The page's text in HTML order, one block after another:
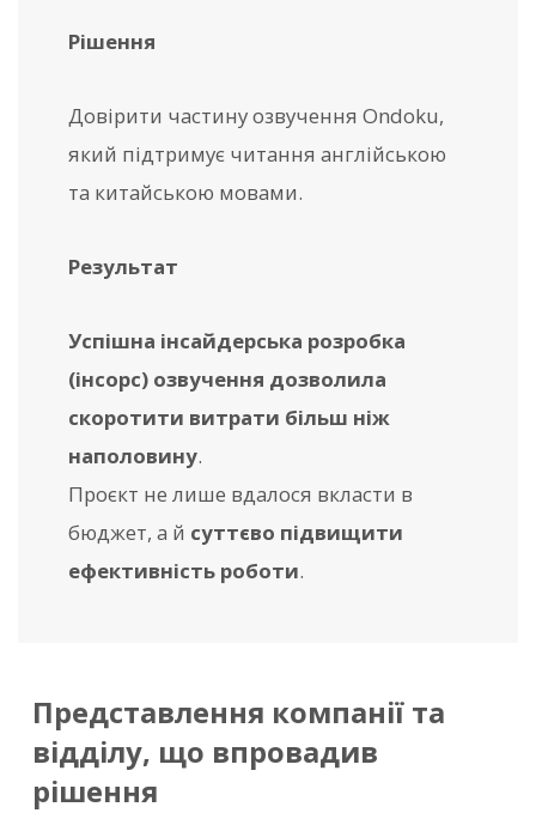
Рішення
Довірити частину озвучення Ondoku,
який підтримує читання англійською
та китайською мовами.
Результат
Успішна інсайдерська розробка
(інсорс) озвучення дозволила
скоротити витрати більш ніж
наполовину.
Проєкт не лише вдалося вкласти в
бюджет, а й суттєво підвищити
ефективність роботи.
Представлення компанії та
відділу, що впровадив
рішення